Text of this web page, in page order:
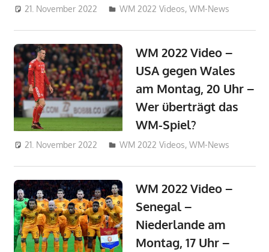
21. November 2022 admin_wm2022
WM 2022 Videos,WM-News
WM 2022 Video –
USA gegen Wales
am Montag, 20 Uhr –
Wer überträgt das
WM-Spiel?
21. November 2022 admin_wm2022
WM 2022 Videos,WM-News
WM 2022 Video –
Senegal –
Niederlande am
Montag, 17 Uhr –